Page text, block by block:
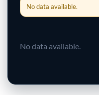
No data available.
No data available.